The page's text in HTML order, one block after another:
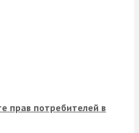
прав потребителей в